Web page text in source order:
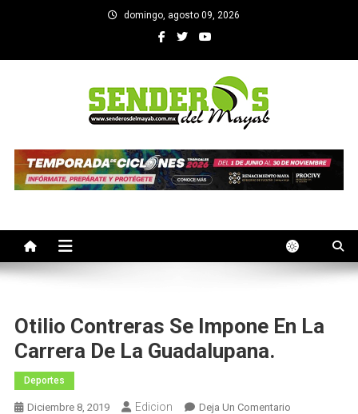
domingo, agosto 09, 2026
SENDEROS DEL MAYAB
Otilio Contreras Se Impone En La
Carrera De La Guadalupana.
Deportes
Diciembre 8, 2019 Edicion Deja Un ComentarioEn